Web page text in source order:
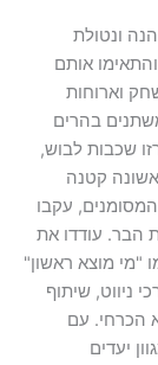
אותם
בהרים
לבוש,
קטנה
עקבו
עודדו את
ראשון"
שיתוף
עם